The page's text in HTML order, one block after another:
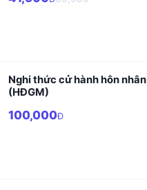
Nghi thức cử hành hôn nhân
(HĐGM)
100,000Đ